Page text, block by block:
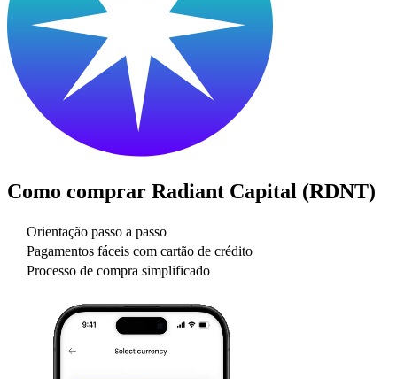
Como comprar Radiant Capital (RDNT)
Orientação passo a passo
Pagamentos fáceis com cartão de crédito
Processo de compra simplificado